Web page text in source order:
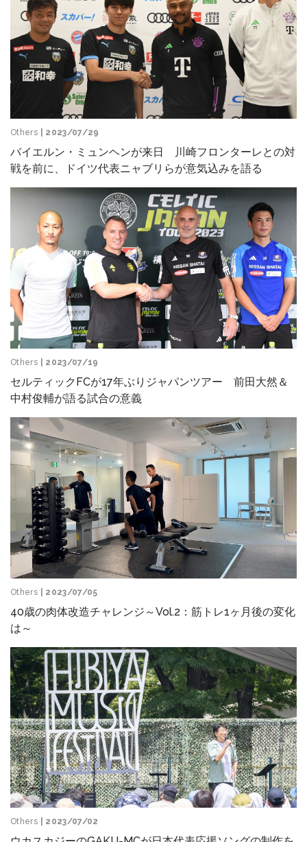
Others | 2023/07/29
バイエルン・ミュンヘンが来日 川崎フロンターレとの対
戦を前に、ドイツ代表ニャブリらが意気込みを語る
Others | 2023/07/19
セルティックFCが17年ぶりジャパンツアー 前田大然＆
中村俊輔が語る試合の意義
Others | 2023/07/05
40歳の肉体改造チャレンジ～Vol.2：筋トレ1ヶ月後の変化
は～
Others | 2023/07/02